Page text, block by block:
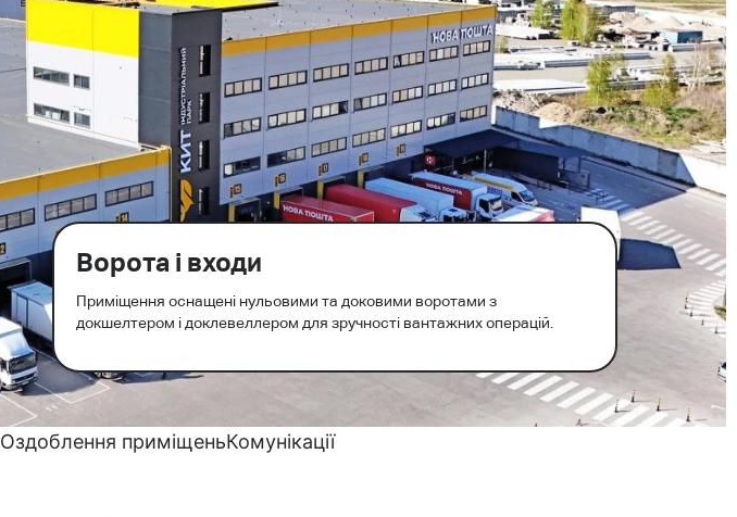
Оздоблення приміщеньКомунікації
Ворота і входи
Приміщення оснащені нульовими та доковими воротами з
докшелтером і доклевеллером для зручності вантажних операцій.